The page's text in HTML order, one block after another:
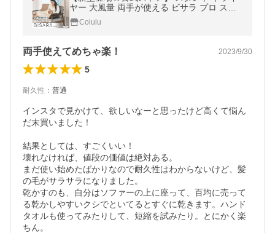
ヤー 大風量 両手が使える ビサラ プロ スタ
ンドドライヤー ハンズフリー ドライヤー 速
乾 冷風
Colulu
両手使えてめちゃ楽！ 2023/9/30
5
耐久性 ： 普通
インスタで見かけて、欲しいなーと思ったけど高くて悩ん
だ末買いました！
結果としては、すごくいい！
壊れなければ、値段の価値は絶対ある。
まだ使い始めたばかりなので耐久性はわからないけど、髪
の毛がサラサラになりました。
乾かすのも、自分はソファーの上に座って、百均に売って
る乾かしやすいクシでといてるとすぐに乾きます。ハンド
タオルも使ってみたりして、短縮を試みたり。とにかく楽
ちん。